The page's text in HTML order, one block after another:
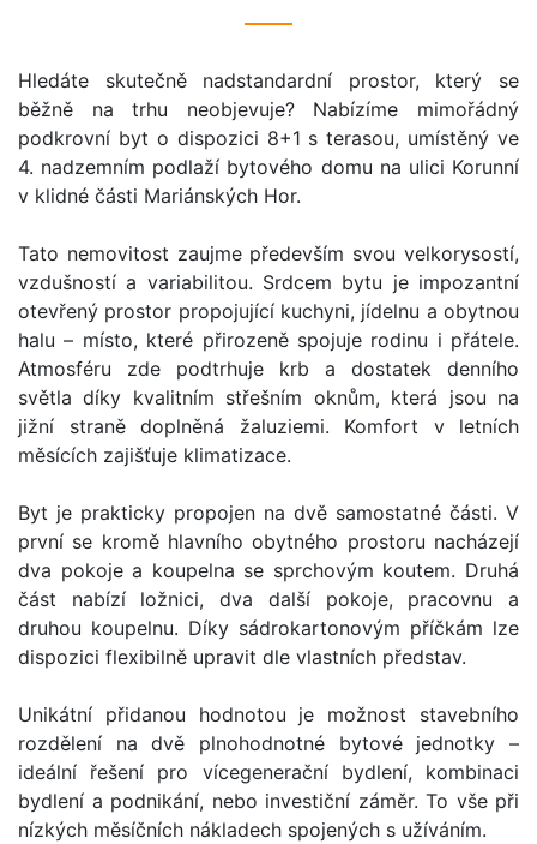
Hledáte skutečně nadstandardní prostor, který se
běžně na trhu neobjevuje? Nabízíme mimořádný
podkrovní byt o dispozici 8+1 s terasou, umístěný ve
4. nadzemním podlaží bytového domu na ulici Korunní
v klidné části Mariánských Hor.
Tato nemovitost zaujme především svou velkorysostí,
vzdušností a variabilitou. Srdcem bytu je impozantní
otevřený prostor propojující kuchyni, jídelnu a obytnou
halu – místo, které přirozeně spojuje rodinu i přátele.
Atmosféru zde podtrhuje krb a dostatek denního
světla díky kvalitním střešním oknům, která jsou na
jižní straně doplněná žaluziemi. Komfort v letních
měsících zajišťuje klimatizace.
Byt je prakticky propojen na dvě samostatné části. V
první se kromě hlavního obytného prostoru nacházejí
dva pokoje a koupelna se sprchovým koutem. Druhá
část nabízí ložnici, dva další pokoje, pracovnu a
druhou koupelnu. Díky sádrokartonovým příčkám lze
dispozici flexibilně upravit dle vlastních představ.
Unikátní přidanou hodnotou je možnost stavebního
rozdělení na dvě plnohodnotné bytové jednotky –
ideální řešení pro vícegenerační bydlení, kombinaci
bydlení a podnikání, nebo investiční záměr. To vše při
nízkých měsíčních nákladech spojených s užíváním.